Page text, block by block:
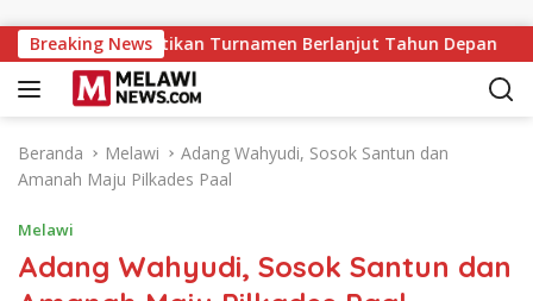
Breaking NewsPastikan Turnamen Berlanjut Tahun Depan
Beranda Melawi
Adang Wahyudi, Sosok Santun dan
Amanah Maju Pilkades Paal
Melawi
Adang Wahyudi, Sosok Santun dan